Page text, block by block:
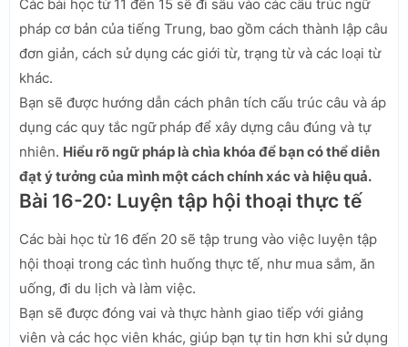
Các bài học từ 11 đến 15 sẽ đi sâu vào các cấu trúc ngữ
pháp cơ bản của tiếng Trung, bao gồm cách thành lập câu
đơn giản, cách sử dụng các giới từ, trạng từ và các loại từ
khác.
Bạn sẽ được hướng dẫn cách phân tích cấu trúc câu và áp
dụng các quy tắc ngữ pháp để xây dựng câu đúng và tự
nhiên. Hiểu rõ ngữ pháp là chìa khóa để bạn có thể diễn
đạt ý tưởng của mình một cách chính xác và hiệu quả.
Bài 16-20: Luyện tập hội thoại thực tế
Các bài học từ 16 đến 20 sẽ tập trung vào việc luyện tập
hội thoại trong các tình huống thực tế, như mua sắm, ăn
uống, đi du lịch và làm việc.
Bạn sẽ được đóng vai và thực hành giao tiếp với giảng
viên và các học viên khác, giúp bạn tự tin hơn khi sử dụng